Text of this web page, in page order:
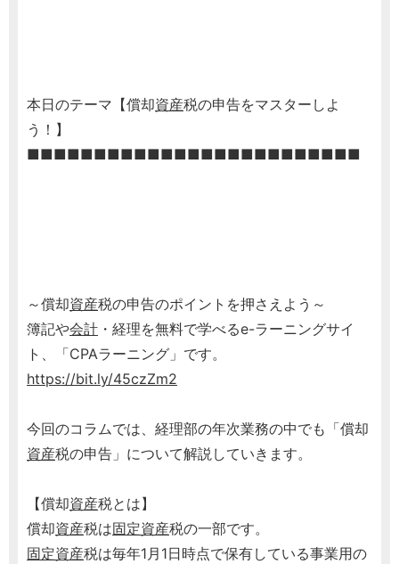
本日のテーマ【償却資産税の申告をマスターしよ
う！】
■■■■■■■■■■■■■■■■■■■■■■■■■
～償却資産税の申告のポイントを押さえよう～
簿記や会計 ・経理を無料で学べるe-ラーニングサイ
ト、「CPAラーニング」です。
https://bit.ly/45czZm2
今回のコラムでは、経理部の年次業務の中でも「償却
資産税の申告」について解説していきます。
【償却資産税とは】
償却資産税は固定資産税の一部です。
固定資産税は毎年1月1日時点で保有している事業用の